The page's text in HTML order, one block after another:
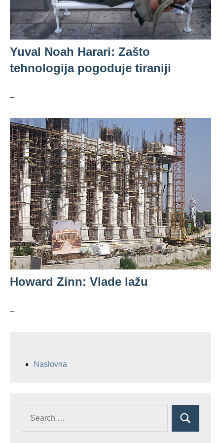
Yuval Noah Harari: Zašto
tehnologija pogoduje tiraniji
–
Howard Zinn: Vlade lažu
–
Naslovna
Search